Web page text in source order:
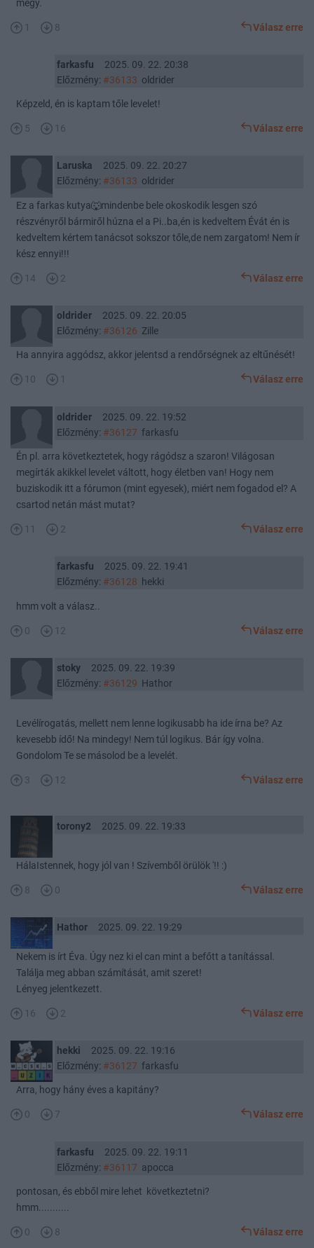
megy.
1 8 Válasz erre
farkasfu
2025. 09. 22. 20:38
Előzmény: #36133 oldrider
Képzeld, én is kaptam tőle levelet!
5 16 Válasz erre
Laruska
2025. 09. 22. 20:27
Előzmény: #36133 oldrider
Ez a farkas kutya🐺mindenbe bele okoskodik lesgen szó
részvényről bármiről húzna el a Pi..ba,én is kedveltem Évát én is
kedveltem kértem tanácsot sokszor tőle,de nem zargatom! Nem ír
kész ennyi!!!
14 2 Válasz erre
oldrider
2025. 09. 22. 20:05
Előzmény: #36126 Zille
Ha annyira aggódsz, akkor jelentsd a rendőrségnek az eltűnését!
10 1 Válasz erre
oldrider
2025. 09. 22. 19:52
Előzmény: #36127 farkasfu
Én pl. arra következtetek, hogy rágódsz a szaron! Világosan
megírták akikkel levelet váltott, hogy életben van! Hogy nem
buziskodik itt a fórumon (mint egyesek), miért nem fogadod el? A
csartod netán mást mutat?
11 2 Válasz erre
farkasfu
2025. 09. 22. 19:41
Előzmény: #36128 hekki
hmm volt a válasz..
0 12 Válasz erre
stoky
2025. 09. 22. 19:39
Előzmény: #36129 Hathor
Levélírogatás, mellett nem lenne logikusabb ha ide írna be? Az
kevesebb ídő! Na mindegy! Nem túl logikus. Bár így volna.
Gondolom Te se másolod be a levelét.
3 12 Válasz erre
torony2 2025. 09. 22. 19:33
HálaIstennek, hogy jól van ! Szívemből örülök '!! :)
8 0 Válasz erre
Hathor 2025. 09. 22. 19:29
Nekem is írt Éva. Úgy nez ki el can mint a befőtt a tanítással.
Találja meg abban számítását, amit szeret!
Lényeg jelentkezett.
16 2 Válasz erre
hekki
2025. 09. 22. 19:16
Előzmény: #36127 farkasfu
Arra, hogy hány éves a kapitány?
0 7 Válasz erre
farkasfu
2025. 09. 22. 19:11
Előzmény: #36117 apocca
pontosan, és ebből mire lehet következtetni?
hmm...........
0 8 Válasz erre